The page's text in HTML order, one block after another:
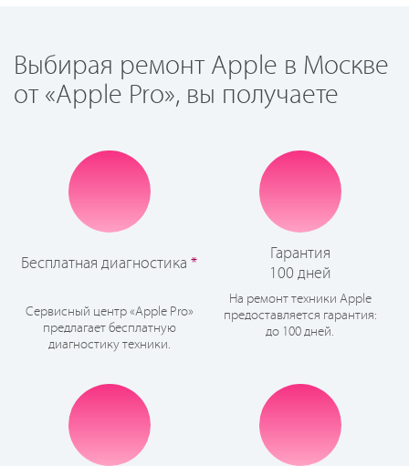
Выбирая ремонт Apple в Москве
от «Apple Pro», вы получаете
Бесплатная диагностика *
Сервисный центр «Apple Pro»
предлагает бесплатную
диагностику техники.
Гарантия
100 дней
На ремонт техники Apple
предоставляется гарантия:
до 100 дней.